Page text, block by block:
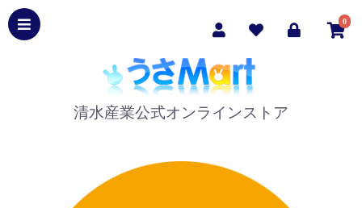
0
清水産業公式オンラインストア